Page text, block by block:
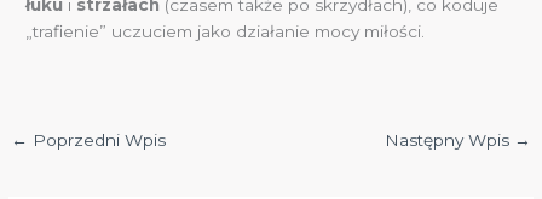
łuku i strzałach (czasem także po skrzydłach), co koduje
„trafienie” uczuciem jako działanie mocy miłości.
← Poprzedni Wpis Następny Wpis →